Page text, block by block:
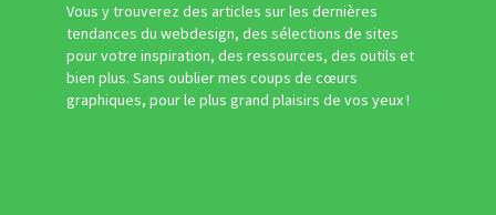
Vous y trouverez des articles sur les dernières
tendances du webdesign, des sélections de sites
pour votre inspiration, des ressources, des outils et
bien plus. Sans oublier mes coups de cœurs
graphiques, pour le plus grand plaisirs de vos yeux !